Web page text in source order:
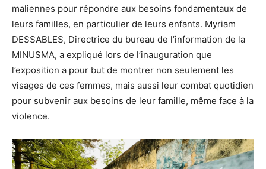
maliennes pour répondre aux besoins fondamentaux de
leurs familles, en particulier de leurs enfants. Myriam
DESSABLES, Directrice du bureau de l’information de la
MINUSMA, a expliqué lors de l’inauguration que
l’exposition a pour but de montrer non seulement les
visages de ces femmes, mais aussi leur combat quotidien
pour subvenir aux besoins de leur famille, même face à la
violence.